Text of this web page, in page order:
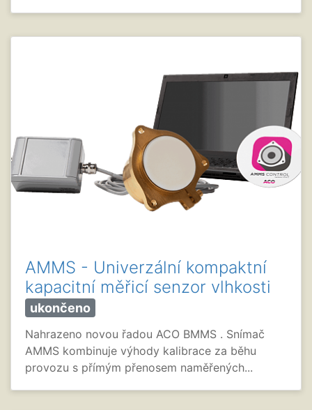
AMMS - Univerzální kompaktní
kapacitní měřicí senzor vlhkosti
ukončeno
Nahrazeno novou řadou ACO BMMS . Snímač
AMMS kombinuje výhody kalibrace za běhu
provozu s přímým přenosem naměřených...